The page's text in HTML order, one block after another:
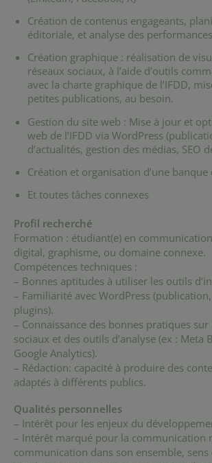
Création de contenus engageants,
éditoriale, et analyse des
Création graphique : réalisation de
réseaux sociaux, à l’aide d’outils
avec la charte graphique de l’IFDD,
petites publications, au besoin.
Gestion du site web : Mise à jour et
web de l’IFDD via WordPress
d’actualités, gestion des médias, SEO
Création et organisation d’une banque
Et toutes tâches connexes
Profil recherché
Formation : étudiant(e) en
digital, graphisme, ou domaine connexe.
Compétences techniques :
– Bonnes aptitudes à utiliser les outils
– Familiarité avec WordPress
plugins).
– Connaissance des bonnes pratiques sur
sociaux et des outils d’analyse (ex : Meta
Google Analytics).
– Rédaction: capacité à produire des
adaptés à différents publics.
Qualités personnelles
– Intérêt pour les enjeux du
– Intérêt marqué pour la communication
communication dans son ensemble, sens